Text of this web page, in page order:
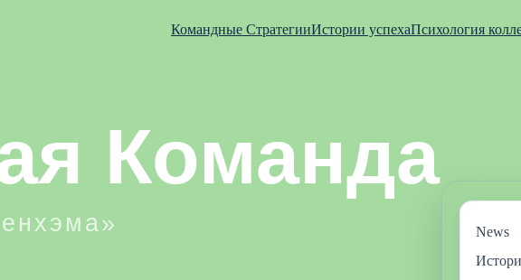
Командные СтратегииИстории успехаПсихология
News